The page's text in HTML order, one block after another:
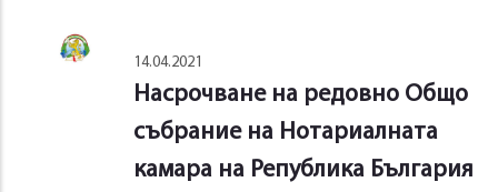
14.04.2021
Насрочване на редовно Общо
събрание на Нотариалната
камара на Република България